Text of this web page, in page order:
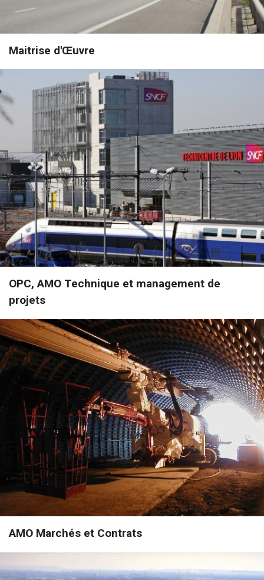
Maitrise d'Œuvre
OPC, AMO Technique et management de
projets
AMO Marchés et Contrats